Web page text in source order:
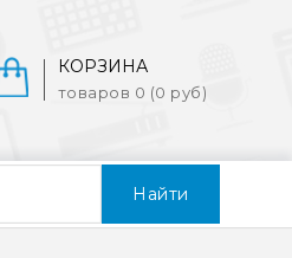
Найти
КОРЗИНА
товаров 0 (0 руб)